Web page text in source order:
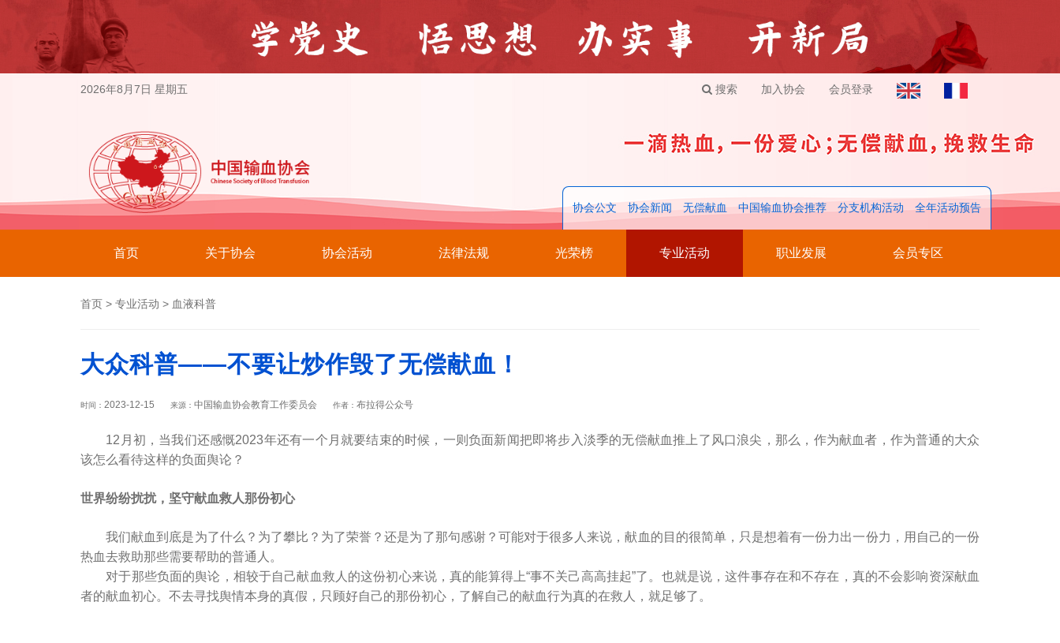
2026年8月7日 星期五 搜索 加入协会 会员登录
协会公文 协会新闻 无偿献血 中国输血协会推荐 分支机构活动 全年活动预告
首页 关于协会 协会活动 法律法规 光荣榜 专业活动 职业发展 会员专区
首页 > 专业活动 > 血液科普
大众科普——不要让炒作毁了无偿献血！
时间： 2023-12-15 来源： 中国输血协会教育工作委员会 作者： 布拉得公众号
12月初，当我们还感慨2023年还有一个月就要结束的时候，一则负面新闻把即将步入淡季的无偿献血推上了风口浪尖，那么，作为献血者，作为普通的大众
该怎么看待这样的负面舆论？
世界纷纷扰扰，坚守献血救人那份初心
我们献血到底是为了什么？为了攀比？为了荣誉？还是为了那句感谢？可能对于很多人来说，献血的目的很简单，只是想着有一份力出一份力，用自己的一份
热血去救助那些需要帮助的普通人。
对于那些负面的舆论，相较于自己献血救人的这份初心来说，真的能算得上“事不关己高高挂起”了。也就是说，这件事存在和不存在，真的不会影响资深献血
者的献血初心。不去寻找舆情本身的真假，只顾好自己的那份初心，了解自己的献血行为真的在救人，就足够了。